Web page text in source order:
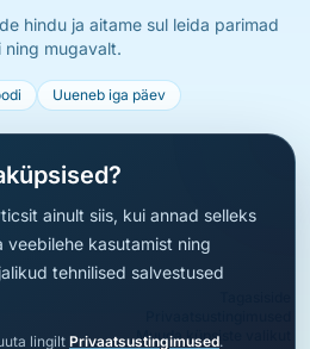
hindu ja aitame sul leida parimad
ning mugavalt.
Uueneb iga päev
Muuda küpsiste valikut
ainult siis, kui annad selleks
veebilehe kasutamist ning
tehnilised salvestused
lingilt Privaatsustingimused.